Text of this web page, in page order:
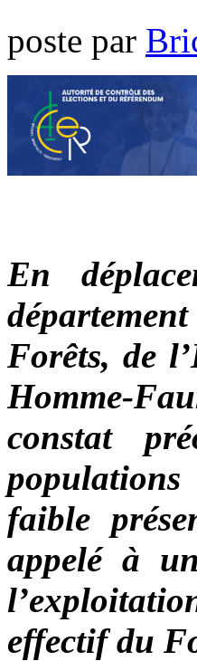
poste par
En
Forêts, de
Homme-
constat
faible
appelé à
effectif du